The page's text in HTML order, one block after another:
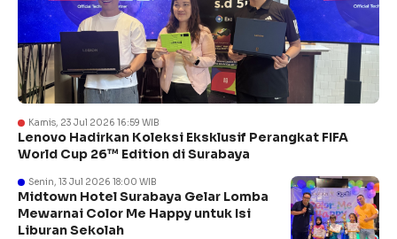
Kamis, 23 Jul 2026 16:59 WIB
Lenovo Hadirkan Koleksi Eksklusif Perangkat FIFA
World Cup 26™ Edition di Surabaya
Senin, 13 Jul 2026 18:00 WIB
Midtown Hotel Surabaya Gelar Lomba
Mewarnai Color Me Happy untuk Isi
Liburan Sekolah